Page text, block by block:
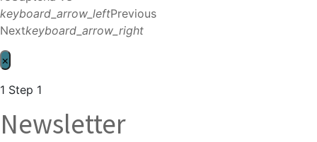
keyboard_arrow_leftPrevious
Nextkeyboard_arrow_right
×
1 Step 1
Newsletter